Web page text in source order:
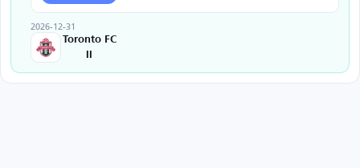
2026-12-31
Toronto FC